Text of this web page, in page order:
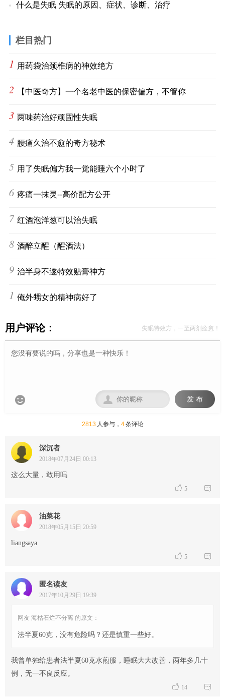
什么是失眠 失眠的原因、症状、诊断、治疗
栏目热门
1 用药袋治颈椎病的神效绝方
2 【中医奇方】一个名老中医的保密偏方，不管你
3 两味药治好顽固性失眠
4 腰痛久治不愈的奇方秘术
5 用了失眠偏方我一觉能睡六个小时了
6 疼痛一抹灵--高价配方公开
7 红酒泡洋葱可以治失眠
8 酒醉立醒（醒酒法）
9 治半身不遂特效贴膏神方
10俺外甥女的精神病好了
用户评论： 失眠特效方，一至两剂痊愈！
 发 布

2813 人参与， 4条评论
深沉者
2018年07月24日 00:13
这么大量，敢用吗
 5 
油菜花
2018年05月15日 20:59
liangsaya
 5 
匿名读友
2017年10月29日 19:39
网友 海枯石烂不分离 的原文：
法半夏60克，没有危险吗？还是慎重一些好。
我曾单独给患者法半夏60克水煎服，睡眠大大改善，两年多几十
例，无一不良反应。
 14 